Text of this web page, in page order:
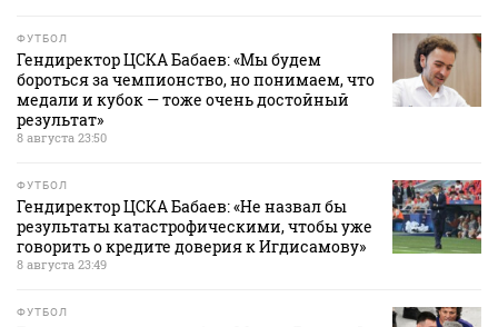
ФУТБОЛ
Гендиректор ЦСКА Бабаев: «Мы будем
бороться за чемпионство, но понимаем, что
медали и кубок — тоже очень достойный
результат»
8 августа 23:50
ФУТБОЛ
Гендиректор ЦСКА Бабаев: «Не назвал бы
результаты катастрофическими, чтобы уже
говорить о кредите доверия к Игдисамову»
8 августа 23:49
ФУТБОЛ